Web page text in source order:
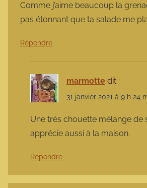
Comme j’aime beaucoup la
pas étonnant que ta salade me
Répondre
marmotte dit :
31 janvier 2021 à 9 h 24
Une très chouette mélange de
apprécie aussi à la maison.
Répondre